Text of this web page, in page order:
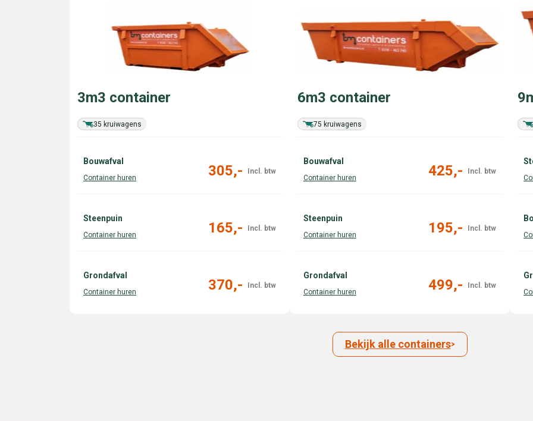
35 kruiwagens
3m3 container
Bouwafval
305,-
Steenpuin
165,-
Grondafval
370,-
75 kruiwagens
6m3 container
Bouwafval
425,-
Steenpuin
195,-
Grondafval
499,-
Bekijk alle containers